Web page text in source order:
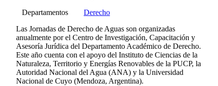
Departamentos
Derecho
Las Jornadas de Derecho de Aguas son organizadas
anualmente por el Centro de Investigación, Capacitación y
Asesoría Jurídica del Departamento Académico de Derecho.
Este año cuenta con el apoyo del Instituto de Ciencias de la
Naturaleza, Territorio y Energías Renovables de la PUCP, la
Autoridad Nacional del Agua (ANA) y la Universidad
Nacional de Cuyo (Mendoza, Argentina).